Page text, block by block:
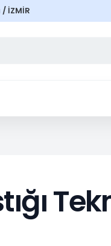
İZMİR